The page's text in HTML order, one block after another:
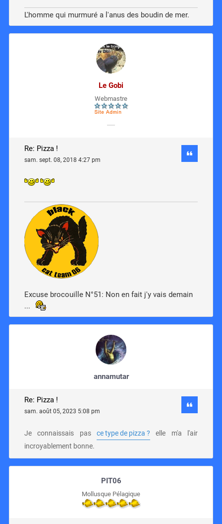
L'homme qui murmuré a l'anus des boudin de mer.
Le Gobi
Webmastre
Re: Pizza !
sam. sept. 08, 2018 4:27 pm
Excuse brocouille N°51: Non en fait j'y vais demain
...
annamutar
Re: Pizza !
sam. août 05, 2023 5:08 pm
Je connaissais pas ce type de pizza ? elle m'a l'air
incroyablement bonne.
PIT06
Mollusque Pélagique